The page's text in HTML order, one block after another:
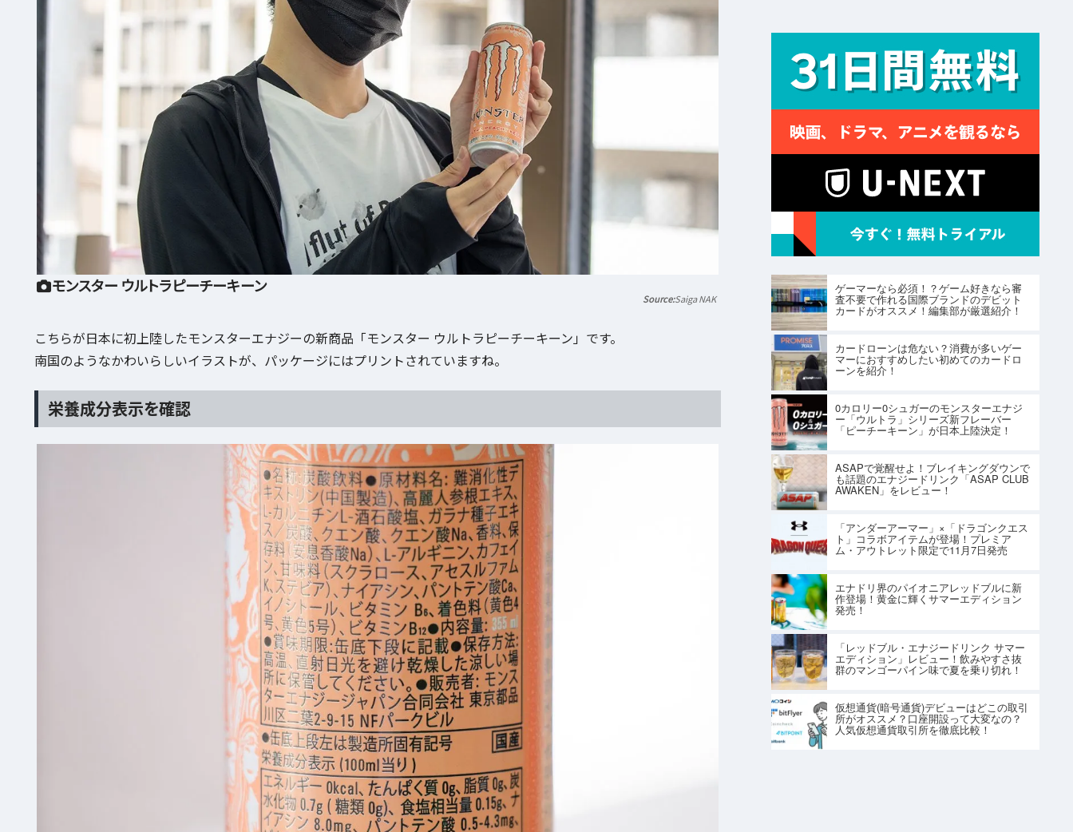
モンスター ウルトラピーチーキーン
Saiga NAK
こちらが日本に初上陸したモンスターエナジーの新商品「モンスター ウルトラピーチーキーン」です。
南国のようなかわいらしいイラストが、パッケージにはプリントされていますね。
栄養成分表示を確認
ゲーマーなら必須！？ゲーム好きなら審
査不要で作れる国際ブランドのデビット
カードがオススメ！編集部が厳選紹介！
カードローンは危ない？消費が多いゲー
マーにおすすめしたい初めてのカードロ
ーンを紹介！
0カロリー0シュガーのモンスターエナジ
ー「ウルトラ」シリーズ新フレーバー
「ピーチーキーン」が日本上陸決定！
ASAPで覚醒せよ！ブレイキングダウンで
も話題のエナジードリンク「ASAP CLUB
AWAKEN」をレビュー！
「アンダーアーマー」×「ドラゴンクエス
ト」コラボアイテムが登場！プレミア
ム・アウトレット限定で11月7日発売
エナドリ界のパイオニアレッドブルに新
作登場！黄金に輝くサマーエディション
発売！
「レッドブル・エナジードリンク サマー
エディション」レビュー！飲みやすさ抜
群のマンゴーパイン味で夏を乗り切れ！
仮想通貨(暗号通貨)デビューはどこの取引
所がオススメ？口座開設って大変なの？
人気仮想通貨取引所を徹底比較！